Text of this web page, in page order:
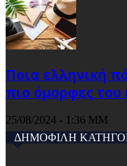
Ποια ελληνική
πιο όμορφες του
25/08/2024 - 1:36 ΜΜ
ΔΗΜΟΦΙΛΗ